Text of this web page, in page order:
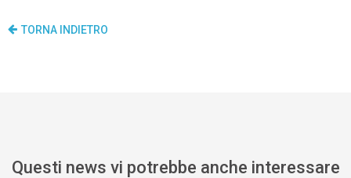
TORNA INDIETRO
Questi news vi potrebbe anche interessare